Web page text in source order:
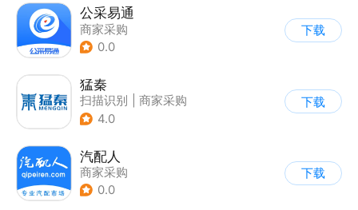
公采易通
商家采购
0.0
下载
猛秦
扫描识别
商家采购
4.0
下载
汽配人
商家采购
0.0
下载